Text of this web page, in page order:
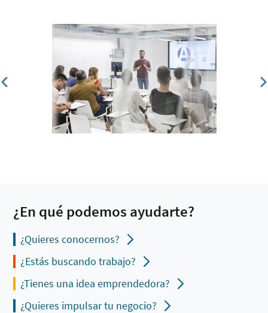
¿En qué podemos ayudarte?
¿Quieres conocernos?
¿Estás buscando trabajo?
¿Tienes una idea emprendedora?
¿Quieres impulsar tu negocio?